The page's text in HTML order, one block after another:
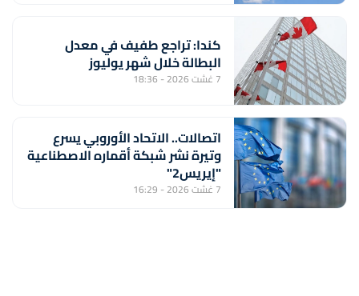
كندا: تراجع طفيف في معدل
البطالة خلال شهر يوليوز
7 غشت 2026 - 18:36
اتصالات.. الاتحاد الأوروبي يسرع
وتيرة نشر شبكة أقماره الاصطناعية
"إيريس2"
7 غشت 2026 - 16:29